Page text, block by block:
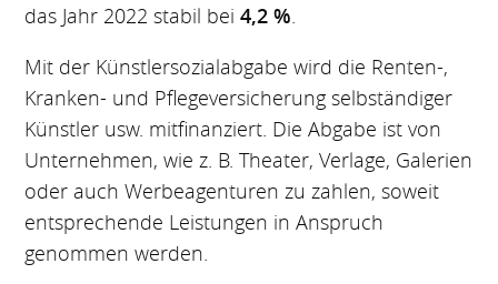
das Jahr 2022 stabil bei4,2 %.
Mit der Künstlersozialabgabe wird die Renten-,
Kranken- und Pflegeversicherung selbständiger
Künstler usw. mitfinanziert. Die Abgabe ist von
Unternehmen, wie z. B. Theater, Verlage, Galerien
oder auch Werbeagenturen zu zahlen, soweit
entsprechende Leistungen in Anspruch
genommen werden.